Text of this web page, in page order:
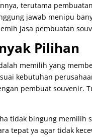
terutama
jawab menipu
jasa pembuatan
Pilihan
memilih yang
kebutuhan
pembuat souvenir.
tidak bingung memilih
tepat ya agar tidak